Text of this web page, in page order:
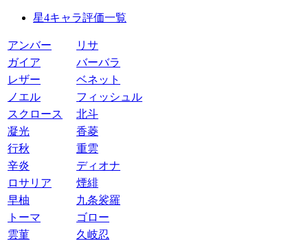
星4キャラ評価一覧
アンバー
リサ
ガイア
バーバラ
レザー
ベネット
ノエル
フィッシュル
スクロース
北斗
凝光
香菱
行秋
重雲
辛炎
ディオナ
ロサリア
煙緋
早柚
九条裟羅
トーマ
ゴロー
雲菫
久岐忍